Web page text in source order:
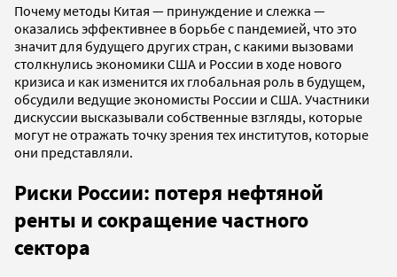
Почему методы Китая — принуждение и слежка —
оказались эффективнее в борьбе с пандемией, что это
значит для будущего других стран, с какими вызовами
столкнулись экономики США и России в ходе нового
кризиса и как изменится их глобальная роль в будущем,
обсудили ведущие экономисты России и США. Участники
дискуссии высказывали собственные взгляды, которые
могут не отражать точку зрения тех институтов, которые
они представляли.
Риски России: потеря нефтяной
ренты и сокращение частного
сектора